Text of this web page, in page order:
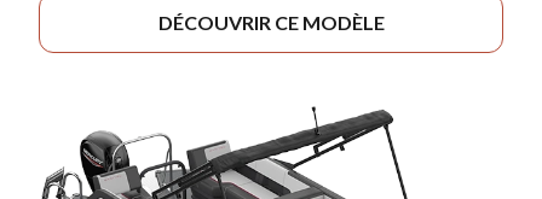
DÉCOUVRIR CE MODÈLE